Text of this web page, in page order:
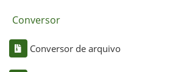
Conversor
Conversor de arquivo